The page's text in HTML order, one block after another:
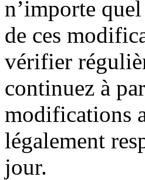
n’importe
de ces
vérifier
continuez à
modifications
légalement
jour.